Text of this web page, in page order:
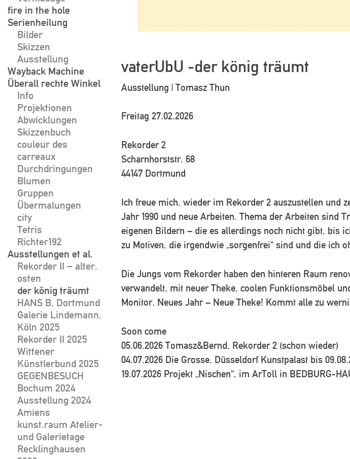
fire in the hole
Serienheilung
Bilder
Skizzen
Ausstellung
Wayback Machine
Überall rechte Winkel
Info
Projektionen
Abwicklungen
Skizzenbuch
couleur des
carreaux
Durchdringungen
Blumen
Gruppen
Übermalungen
city
Tetris
Richter192
Ausstellungen et al.
Rekorder II – alter,
osten
der könig träumt
HANS B, Dortmund
Galerie Lindemann,
Köln 2025
Rekorder II 2025
Wittener
Künstlerbund 2025
GEGENBESUCH
Bochum 2024
Ausstellung 2024
Amiens
kunst.raum Atelier-
und Galerietage
Recklinghausen
vaterUbU -der könig träumt
Ausstellung | Tomasz Thun
Freitag 27.02.2026
Rekorder 2
Scharnhorststr. 68
44147 Dortmund
Ich freue mich, wieder im Rekorder 2 auszustellen und
Jahr 1990 und neue Arbeiten. Thema der Arbeiten sind
eigenen Bildern – die es allerdings noch nicht gibt, bis
zu Motiven, die irgendwie „sorgenfrei“ sind und die ich
Die Jungs vom Rekorder haben den hinteren Raum
verwandelt, mit neuer Theke, coolen Funktionsmöbel
Monitor. Neues Jahr – Neue Theke! Kommt alle zu
Soon come
05.06.2026 Tomasz&Bernd, Rekorder 2 (schon wieder)
04.07.2026 Die Grosse, Düsseldorf Kunstpalast bis
19.07.2026 Projekt „Nischen“, im ArToll in BEDBURG-